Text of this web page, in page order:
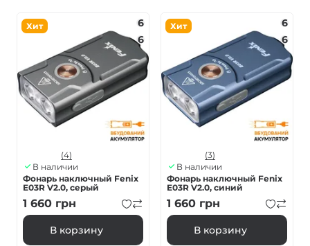
Хит
6
6
(4)
В наличии
Фонарь наключный Fenix
E03R V2.0, серый
1 660 грн
В корзину
Хит
6
6
(3)
В наличии
Фонарь наключный Fenix ​​
E03R V2.0, синий
1 660 грн
В корзину